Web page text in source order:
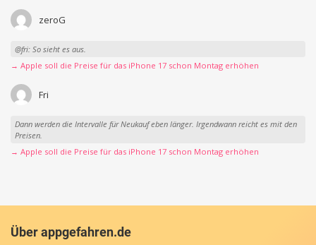
zeroG
@fri: So sieht es aus.
→ Apple soll die Preise für das iPhone 17 schon Montag erhöhen
Fri
Dann werden die Intervalle für Neukauf eben länger. Irgendwann reicht es mit den
Preisen.
→ Apple soll die Preise für das iPhone 17 schon Montag erhöhen
Über appgefahren.de